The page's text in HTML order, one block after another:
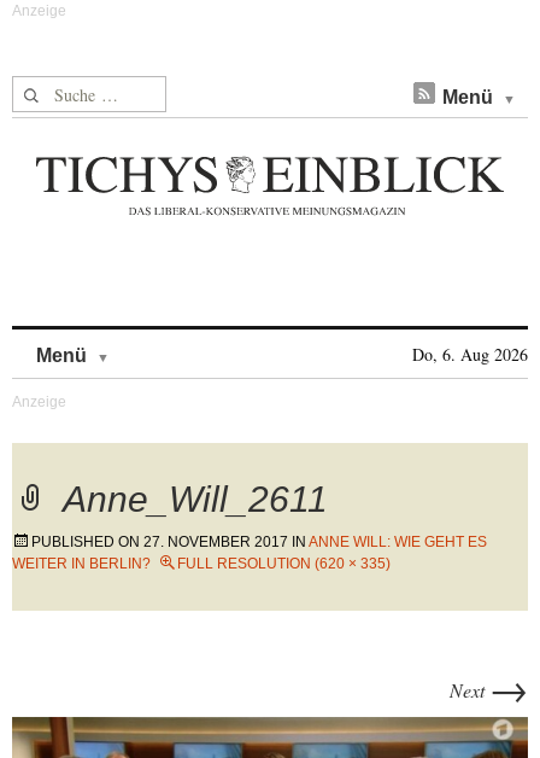
Suche nach: Menü
Menü Do, 6. Aug 2026
Anne_Will_2611
PUBLISHED ON 27. NOVEMBER 2017 IN ANNE WILL: WIE GEHT ES
WEITER IN BERLIN?
FULL RESOLUTION (620 × 335)
Next →